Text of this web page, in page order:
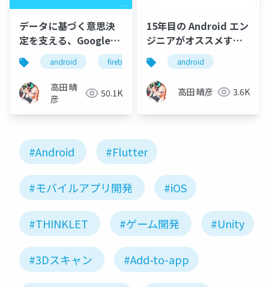
データに基づく意思決
定を支える、Google
Analytics for
Firebase のイベント送
信
android firebase
高田 晴
彦
50.1K
15年目の Android エン
ジニアがオススメする
DroidKaigi 2024 のセ
ッション3選！
android
高田 晴彦 3.6K
#Android #Flutter
#モバイルアプリ開発 #iOS
#THINKLET #ゲーム開発 #Unity
#3Dスキャン #Add-to-app